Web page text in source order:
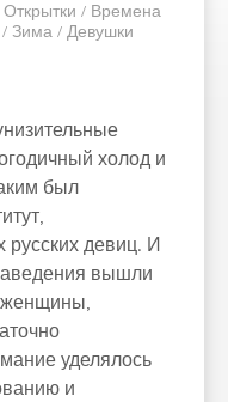
Открытки / Времена
/ Зима / Девушки
холод и
был
девиц. И
вышли
женщины,
уделялось
и